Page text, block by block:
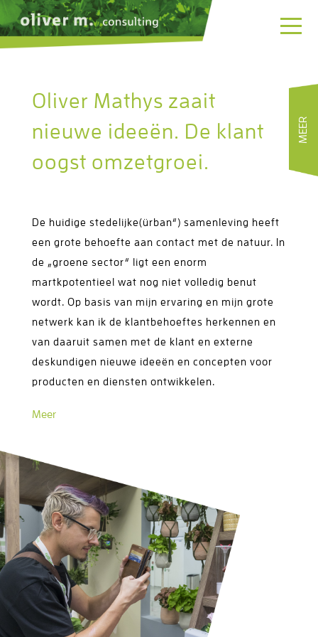
Menu
Oliver Mathys zaait
nieuwe ideeën. De klant
oogst omzetgroei.
De huidige stedelijke(ürban“) samenleving heeft
een grote behoefte aan contact met de natuur. In
de „groene sector“ ligt een enorm
martkpotentieel wat nog niet volledig benut
wordt. Op basis van mijn ervaring en mijn grote
netwerk kan ik de klantbehoeftes herkennen en
van daaruit samen met de klant en externe
deskundigen nieuwe ideeën en concepten voor
producten en diensten ontwikkelen.
van vraag enontwikkel daarmee de zaden voor
een toekomstige omzetgroei.
Meer
MEER